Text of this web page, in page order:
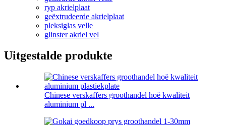
ryp akrielplaat
geëxtrudeerde akrielplaat
pleksiglas velle
glinster akriel vel
Uitgestalde produkte
Chinese verskaffers groothandel hoë kwaliteit
aluminium pl ...